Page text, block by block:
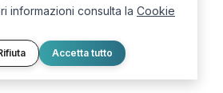
S.r.l. — InBuoneMani
informazioni consulta la Cookie
Accetta tutto